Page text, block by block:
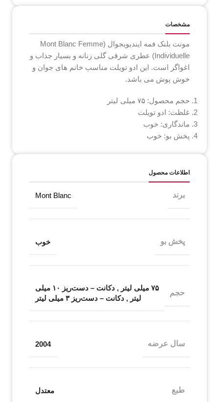
مشخصات
مونت بلنک فمه ایندیویجوال (Mont Blanc Femme
Individuelle) عطری شرقی گلی زنانه و بسیار جذاب و
اغواگر است. این ادو تویلت مناسب خانم های جوان و
خوش پوش می باشد.
حجم محصول: ۷۵ میلی لیتر
غلظت: ادو تویلت
ماندگاری: خوب
پخش بو: خوب
اطلاعات محصول
برند Mont Blanc
پخش بو خوب
حجم
۷۵ میلی لیتر ,
دکانت – دست‌ریز ۱۰ میلی
لیتر , دکانت – دست‌ریز ۳ میلی لیتر
سال عرضه 2004
طبع معتدل